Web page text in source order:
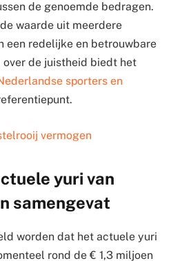
de genoemde bedragen.
waarde uit meerdere
een redelijke en betrouwbare
de juistheid biedt het
sporters en
vermogen
yuri van
samengevat
worden dat het actuele yuri
rond de € 1,3 miljoen